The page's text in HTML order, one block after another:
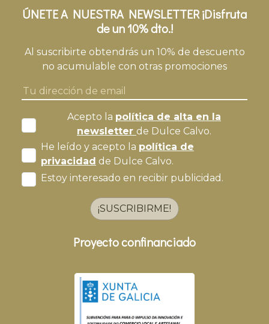
ÚNETE A NUESTRA NEWSLETTER ¡Disfruta
de un 10% dto.!
Al suscribirte obtendrás un 10% de descuento
no acumulable con otras promociones
Acepto la política de alta en la
newsletter de Dulce Calvo.
He leído y acepto la política de
privacidad de Dulce Calvo.
Estoy interesado en recibir publicidad.
¡SUSCRIBIRME!
Proyecto confinanciado